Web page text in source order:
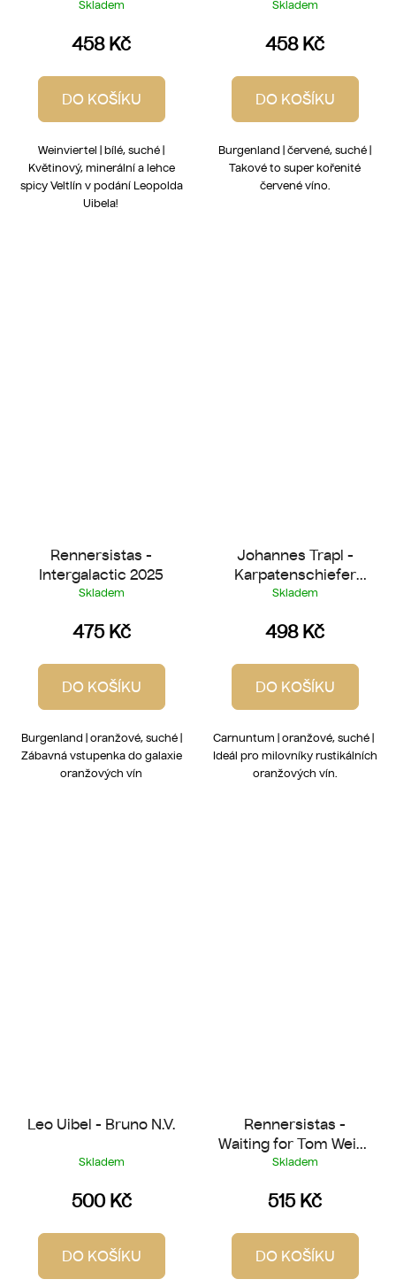
Skladem
458 Kč
DO KOŠÍKU
Weinviertel | bílé, suché |
Květinový, minerální a lehce
spicy Veltlín v podání Leopolda
Uibela!
Skladem
458 Kč
DO KOŠÍKU
Burgenland | červené, suché |
Takové to super kořenité
červené víno.
Rennersistas -
Intergalactic 2025
Skladem
475 Kč
DO KOŠÍKU
Burgenland | oranžové, suché |
Zábavná vstupenka do galaxie
oranžových vín
Johannes Trapl -
Karpatenschiefer
2022
Skladem
498 Kč
DO KOŠÍKU
Carnuntum | oranžové, suché |
Ideál pro milovníky rustikálních
oranžových vín.
Leo Uibel - Bruno N.V.
Skladem
500 Kč
DO KOŠÍKU
Rennersistas -
Waiting for Tom Weiss
2022
Skladem
515 Kč
DO KOŠÍKU